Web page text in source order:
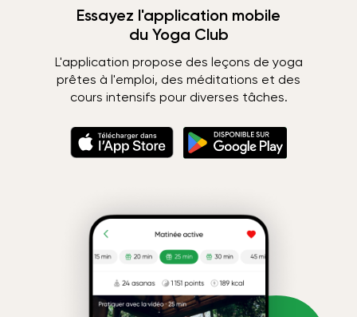
Essayez l'application mobile
du Yoga Club
L'application propose des leçons de yoga
prêtes à l'emploi, des méditations et des
cours intensifs pour diverses tâches.